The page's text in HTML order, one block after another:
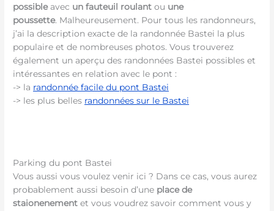
possibleavec un fauteuil roulant ou une
poussette. Malheureusement. Pour tous les randonneurs,
j’ai la description exacte de la randonnée Bastei la plus
populaire et de nombreuses photos. Vous trouverez
également un aperçu des randonnées Bastei possibles et
intéressantes en relation avec le pont :
-> la randonnée facile du pont Bastei
-> les plus belles randonnées sur le Bastei
Parking du pont Bastei
Vous aussi vous voulez venir ici ? Dans ce cas, vous aurez
probablement aussi besoin d’une place de
staionenement et vous voudrez savoir comment vous y